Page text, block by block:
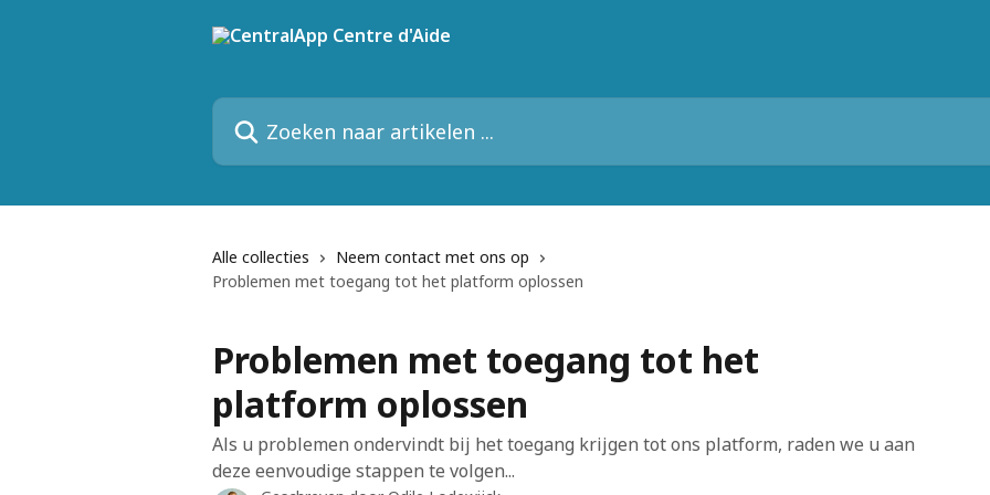
Zoeken naar artikelen ...
Alle collecties
Neem contact met ons op
Problemen met toegang tot het platform oplossen
Problemen met toegang tot het
platform oplossen
Als u problemen ondervindt bij het toegang krijgen tot ons platform, raden we u aan
deze eenvoudige stappen te volgen...